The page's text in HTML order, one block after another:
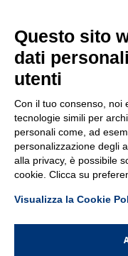
PROFILO
Chi siamo
Come raggiungerci
News
Rete vendita
Area riservata
PRODOTTI
Promozioni
Novità
Questo sito
dati
utenti
Con il tuo consenso, noi
tecnologie simili per
personali come, ad
personalizzazione degli
alla privacy, è possibile
cookie. Clicca su
Visualizza la Cookie